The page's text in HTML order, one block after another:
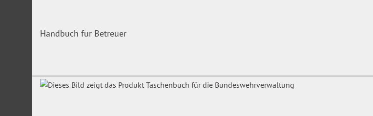
Handbuch für Betreuer